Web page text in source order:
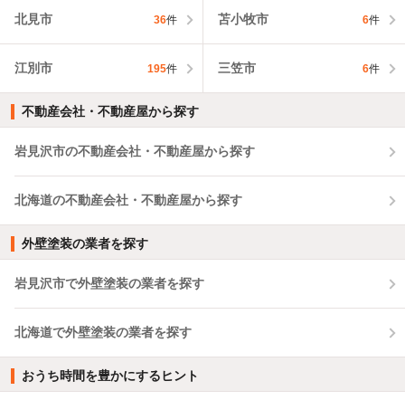
北見市 36件 苫小牧市 6件
江別市 195件 三笠市 6件
不動産会社・不動産屋から探す
岩見沢市の不動産会社・不動産屋から探す
北海道の不動産会社・不動産屋から探す
外壁塗装の業者を探す
岩見沢市で外壁塗装の業者を探す
北海道で外壁塗装の業者を探す
おうち時間を豊かにするヒント